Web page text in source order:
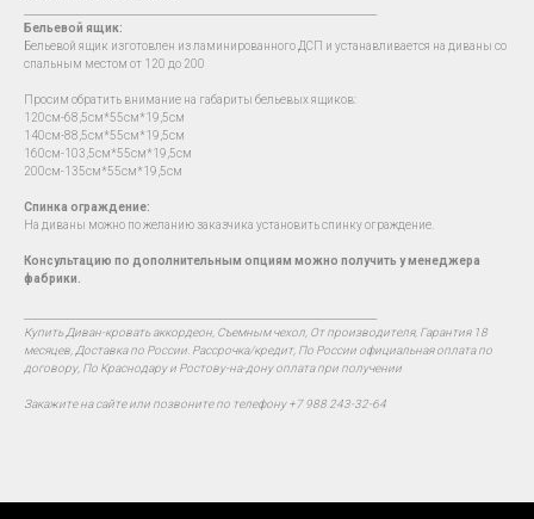
Бельевой ящик:
Бельевой ящик изготовлен из ламинированного ДСП и устанавливается на диваны со
спальным местом от 120 до 200
Просим обратить внимание на габариты бельевых ящиков:
120см-68,5см*55см*19,5см
140см-88,5см*55см*19,5см
160см-103,5см*55см*19,5см
200см-135см*55см*19,5см
Спинка ограждение:
На диваны можно по желанию заказчика установить спинку ограждение.
Консультацию по дополнительным опциям можно получить у менеджера
фабрики.
Купить Диван-кровать аккордеон, Съемным чехол, От производителя, Гарантия 18
месяцев, Доставка по России. Рассрочка/кредит, По России официальная оплата по
договору, По Краснодару и Ростову-на-дону оплата при получении
Закажите на сайте или позвоните по телефону +7 988 243-32-64